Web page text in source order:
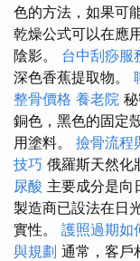
色的方法，如果可
乾燥公式可以在應
陰影。 台中刮痧服
深色香蕉提取物。
整骨價格 養老院
銅色，黑色的固定
用塗料。 撿骨流程
技巧 俄羅斯天然化
尿酸 主要成分是向
製造商已設法在日
實性。 護照過期如
與規劃 通常，客戶